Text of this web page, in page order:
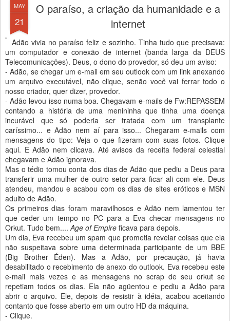
MAY
21
O paraíso, a criação da humanidade e a
internet
Adão vivia no paraíso feliz e sozinho. Tinha tudo que precisava:
um computador e conexão de internet (banda larga da DEUS
Telecomunicações). Deus, o dono do provedor, só deu um aviso:
- Adão, se chegar um e-mail em seu outlook com um link anexando
um arquivo executável, não clique, senão você vai ferrar todo o
nosso criador, quer dizer, provedor.
- Adão levou isso numa boa. Chegavam e-mails de Fw:REPASSEM
contando a história de uma menininha que tinha uma doença
incurável que só poderia ser tratada com um transplante
caríssimo... e Adão nem aí para isso... Chegaram e-mails com
mensagens do tipo: Veja o que fizeram com suas fotos. Clique
aqui. E Adão nem clicava. Até avisos da receita federal celestial
chegavam e Adão ignorava.
Mas o tédio tomou conta dos dias de Adão que pediu a Deus para
transferir uma mulher de outro setor para ficar ali com ele. Deus
atendeu, mandou e acabou com os dias de sites eróticos e MSN
adulto de Adão.
Os primeiros dias foram maravilhosos e Adão nem lamentou ter
que ceder um tempo no PC para a Eva checar mensagens no
Orkut. Tudo bem....Age of Empire ficava para depois.
Um dia, Eva recebeu um spam que prometia revelar coisas que ela
não suspeitava sobre uma determinada participante de um BBE
(Big Brother Éden). Mas a Adão, por precaução, já havia
desabilitado o recebimento de anexo do outlook. Eva recebeu este
e-mail mais vezes e as mensagens no scrap de seu orkut se
repetiam todos os dias. Ela não agüentou e pediu a Adão para
abrir o arquivo. Ele, depois de resistir à idéia, acabou aceitando
contanto que fosse aberto em um outro HD da máquina.
- Clique.